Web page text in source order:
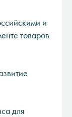
и
товаров
для